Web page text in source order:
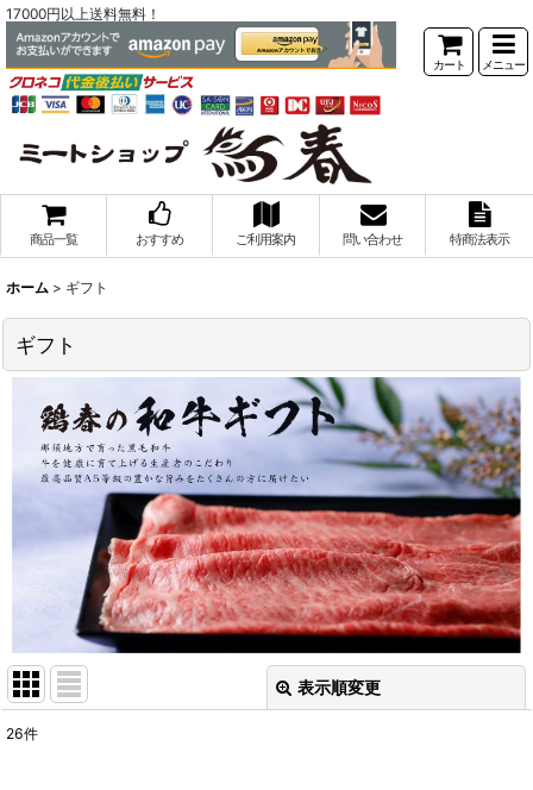
17000円以上送料無料！
カート メニュー
商品一覧 おすすめ ご利用案内 問い合わせ 特商法表示
ホーム > ギフト
ギフト
表示順変更
26件